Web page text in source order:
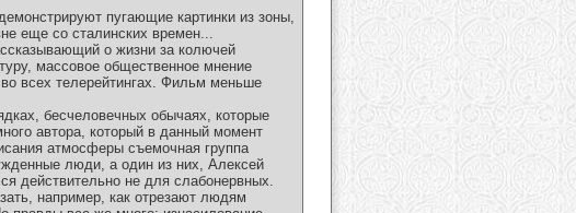
пугающие картинки из зоны,
еще со сталинских времен...
о жизни за колючей
массовое общественное мнение
всех телерейтингах. Фильм меньше
бесчеловечных обычаях, которые
автора, который в данный момент
атмосферы съемочная группа
люди, а один из них, Алексей
действительно не для слабонервных.
например, как отрезают людям